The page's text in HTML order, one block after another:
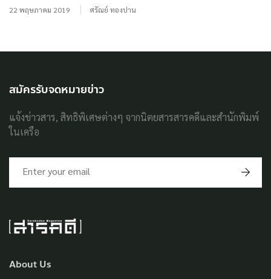
22 พฤษภาคม 2019 ศรัณย์ ทองปาน
About Us
สมัครรับจดหมายข่าว
แจ้งข่าวสาร, สิทธิพิเศษต่างๆ จากนิตยสารสารคดีและสำนักพิมพ์
ในเครือ